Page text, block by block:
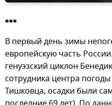
***
В первый день зимы
европейскую часть
генуэзский циклон
сотрудника центра
Тишковца, осадки были